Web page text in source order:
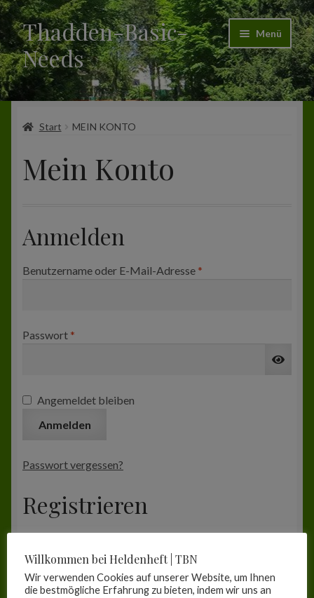
Zur
Navigation
springen
Zum
Inhalt
springen
Thadden-Basic-
Needs
Menü
Start
Das ist Thadden-Basic-Needs (TBN)
Shop
Allgemeine Geschäftsbedingungen
Impressum
Start MEIN KONTO
Mein Konto
Anmelden
Benutzername oder E-Mail-Adresse *
Passwort *
Angemeldet bleiben
Anmelden
Passwort vergessen?
Registrieren
Willkommen bei Heldenheft | TBN
Wir verwenden Cookies auf unserer Website, um Ihnen
die bestmögliche Erfahrung zu bieten, indem wir uns an